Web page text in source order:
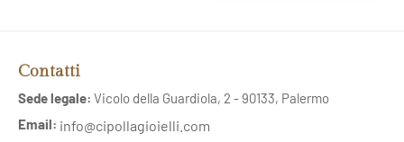
Contatti
Sede legale: Vicolo della Guardiola, 2 - 90133, Palermo
Email: info@cipollagioielli.com